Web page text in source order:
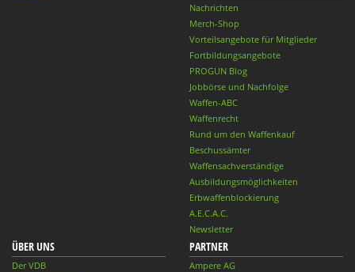
Nachrichten
Merch-Shop
Vorteilsangebote für Mitglieder
Fortbildungsangebote
PROGUN Blog
Jobbörse und Nachfolge
Waffen-ABC
Waffenrecht
Rund um den Waffenkauf
Beschussämter
Waffensachverständige
Ausbildungsmöglichkeiten
Erbwaffenblockierung
A.E.C.A.C.
Newsletter
ÜBER UNS
Der VDB
PARTNER
Ampere AG